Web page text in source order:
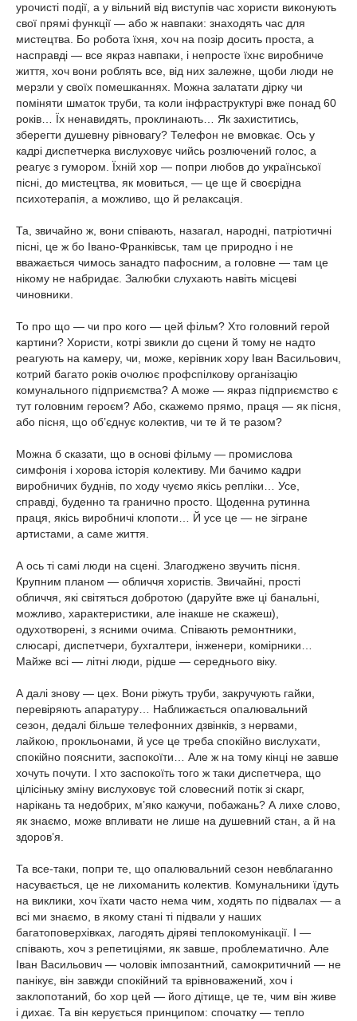
урочисті події, а у вільний від виступів час хористи виконують
свої прямі функції — або ж навпаки: знаходять час для
мистецтва. Бо робота їхня, хоч на позір досить проста, а
насправді — все якраз навпаки, і непросте їхнє виробниче
життя, хоч вони роблять все, від них залежне, щоби люди не
мерзли у своїх помешканнях. Можна залатати дірку чи
поміняти шматок труби, та коли інфраструктурі вже понад 60
років… Їх ненавидять, проклинають… Як захиститись,
зберегти душевну рівновагу? Телефон не вмовкає. Ось у
кадрі диспетчерка вислуховує чийсь розлючений голос, а
реагує з гумором. Їхній хор — попри любов до української
пісні, до мистецтва, як мовиться, — це ще й своєрідна
психотерапія, а можливо, що й релаксація.
Та, звичайно ж, вони співають, назагал, народні, патріотичні
пісні, це ж бо Івано-Франківськ, там це природно і не
вважається чимось занадто пафосним, а головне — там це
нікому не набридає. Залюбки слухають навіть місцеві
чиновники.
То про що — чи про кого — цей фільм? Хто головний герой
картини? Хористи, котрі звикли до сцени й тому не надто
реагують на камеру, чи, може, керівник хору Іван Васильович,
котрий багато років очолює профспілкову організацію
комунального підприємства? А може — якраз підприємство є
тут головним героєм? Або, скажемо прямо, праця — як пісня,
або пісня, що об’єднує колектив, чи те й те разом?
Можна б сказати, що в основі фільму — промислова
симфонія і хорова історія колективу. Ми бачимо кадри
виробничих буднів, по ходу чуємо якісь репліки… Усе,
справді, буденно та гранично просто. Щоденна рутинна
праця, якісь виробничі клопоти… Й усе це — не зігране
артистами, а саме життя.
А ось ті самі люди на сцені. Злагоджено звучить пісня.
Крупним планом — обличчя хористів. Звичайні, прості
обличчя, які світяться добротою (даруйте вже ці банальні,
можливо, характеристики, але інакше не скажеш),
одухотворені, з ясними очима. Співають ремонтники,
слюсарі, диспетчери, бухгалтери, інженери, комірники…
Майже всі — літні люди, рідше — середнього віку.
А далі знову — цех. Вони ріжуть труби, закручують гайки,
перевіряють апаратуру… Наближається опалювальний
сезон, дедалі більше телефонних дзвінків, з нервами,
лайкою, прокльонами, й усе це треба спокійно вислухати,
спокійно пояснити, заспокоїти… Але ж на тому кінці не завше
хочуть почути. І хто заспокоїть того ж таки диспетчера, що
цілісіньку зміну вислуховує той словесний потік зі скарг,
нарікань та недобрих, м’яко кажучи, побажань? А лихе слово,
як знаємо, може впливати не лише на душевний стан, а й на
здоров’я.
Та все-таки, попри те, що опалювальний сезон невблаганно
насувається, це не лихоманить колектив. Комунальники їдуть
на виклики, хоч їхати часто нема чим, ходять по підвалах — а
всі ми знаємо, в якому стані ті підвали у наших
багатоповерхівках, лагодять діряві теплокомунікації. І —
співають, хоч з репетиціями, як завше, проблематично. Але
Іван Васильович — чоловік імпозантний, самокритичний — не
панікує, він завжди спокійний та врівноважений, хоч і
заклопотаний, бо хор цей — його дітище, це те, чим він живе
і дихає. Та він керується принципом: спочатку — тепло